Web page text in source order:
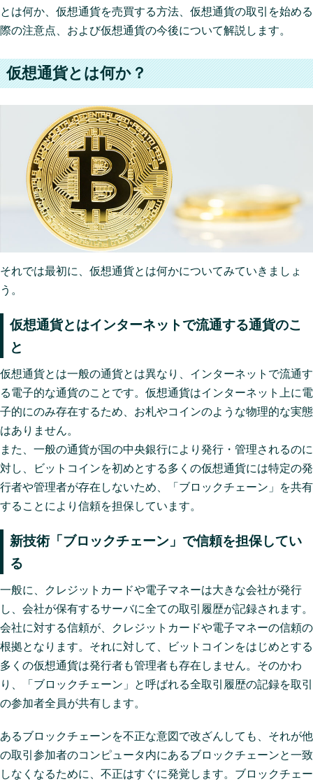
とは何か、仮想通貨を売買する方法、仮想通貨の取引を始める
際の注意点、および仮想通貨の今後について解説します。
仮想通貨とは何か？
それでは最初に、仮想通貨とは何かについてみていきましょ
う。
仮想通貨とはインターネットで流通する通貨のこ
と
仮想通貨とは一般の通貨とは異なり、インターネットで流通す
る電子的な通貨のことです。仮想通貨はインターネット上に電
子的にのみ存在するため、お札やコインのような物理的な実態
はありません。
また、一般の通貨が国の中央銀行により発行・管理されるのに
対し、ビットコインを初めとする多くの仮想通貨には特定の発
行者や管理者が存在しないため、「ブロックチェーン」を共有
することにより信頼を担保しています。
新技術「ブロックチェーン」で信頼を担保してい
る
一般に、クレジットカードや電子マネーは大きな会社が発行
し、会社が保有するサーバに全ての取引履歴が記録されます。
会社に対する信頼が、クレジットカードや電子マネーの信頼の
根拠となります。それに対して、ビットコインをはじめとする
多くの仮想通貨は発行者も管理者も存在しません。そのかわ
り、「ブロックチェーン」と呼ばれる全取引履歴の記録を取引
の参加者全員が共有します。
あるブロックチェーンを不正な意図で改ざんしても、それが他
の取引参加者のコンピュータ内にあるブロックチェーンと一致
しなくなるために、不正はすぐに発覚します。ブロックチェー